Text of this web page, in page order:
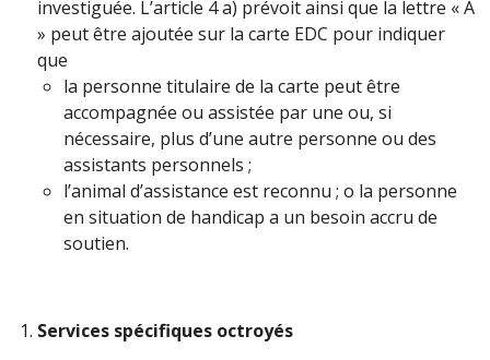
investiguée. L’article 4 a) prévoit ainsi que la lettre « A
» peut être ajoutée sur la carte EDC pour indiquer
que
la personne titulaire de la carte peut être
accompagnée ou assistée par une ou, si
nécessaire, plus d’une autre personne ou des
assistants personnels ;
l’animal d’assistance est reconnu ; o la personne
en situation de handicap a un besoin accru de
soutien.
Services spécifiques octroyés